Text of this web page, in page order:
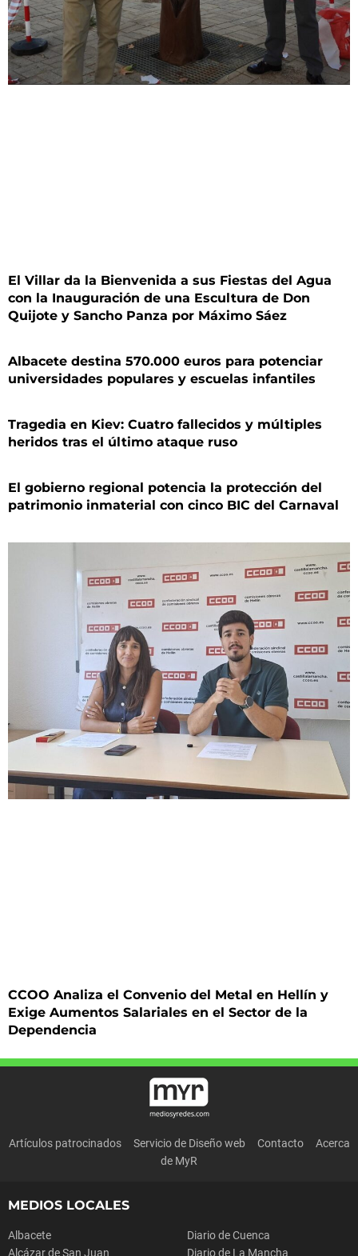
El Villar da la Bienvenida a sus Fiestas del Agua
con la Inauguración de una Escultura de Don
Quijote y Sancho Panza por Máximo Sáez
Albacete destina 570.000 euros para potenciar
universidades populares y escuelas infantiles
Tragedia en Kiev: Cuatro fallecidos y múltiples
heridos tras el último ataque ruso
El gobierno regional potencia la protección del
patrimonio inmaterial con cinco BIC del Carnaval
CCOO Analiza el Convenio del Metal en Hellín y
Exige Aumentos Salariales en el Sector de la
Dependencia
Artículos patrocinados Servicio de Diseño web Contacto
Acerca
de MyR
MEDIOS LOCALES
Albacete
Alcázar de San Juan
Diario de Cuenca
Diario de La Mancha